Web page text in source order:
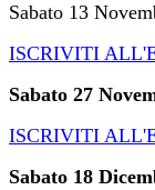
Sabato 13
ISCRIVITI
Sabato 27
ISCRIVITI
Sabato 18